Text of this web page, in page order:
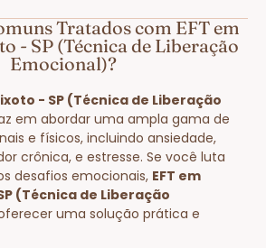
Tratados com EFT em
- SP (Técnica de Liberação
Emocional)?
- SP (Técnica de Liberação
em abordar uma ampla gama de
e físicos, incluindo ansiedade,
crônica, e estresse. Se você luta
desafios emocionais, EFT em
(Técnica de Liberação
uma solução prática e